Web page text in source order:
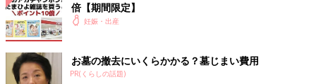
そんな小さな変化を見つけるたびに、面白くなってしまって、夫
に「見て見てー！」と報告してはしゃいでいました。なにせ
ことなので、夫ぐらいしか報告する相手がいない
倍【期間限定】
妊娠・出産
お墓の撤去にいくらかかる？墓じまい費用
PR(くらしの話題)